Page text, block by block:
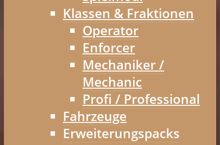
Klassen & Fraktionen
Operator
Enforcer
Mechaniker /
Mechanic
Profi / Professional
Fahrzeuge
Erweiterungspacks